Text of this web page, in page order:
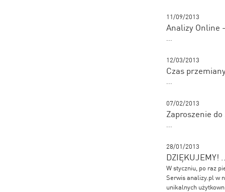
11/09/2013
Analizy Online
...
12/03/2013
Czas
...
07/02/2013
Zaproszenie
...
28/01/2013
DZIĘKUJEMY!
W styczniu, po raz
Serwis analizy.pl w
unikalnych